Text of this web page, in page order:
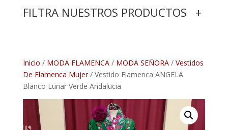
Inicio / MODA FLAMENCA/ MODA SEÑORA/ Vestidos
De Flamenca Mujer/ Vestido Flamenca ANGELA
Blanco Lunar Verde Andalucia
d
a
d
u
c
t
o
s
FILTRA NUESTROS PRODUCTOS +